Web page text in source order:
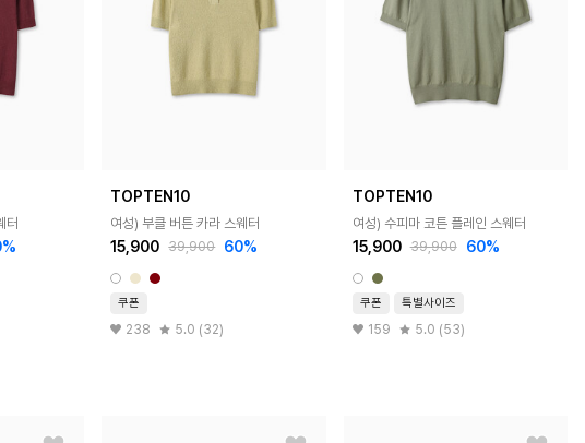
터
TOPTEN10
여성) 부클 버튼 카라 스웨터
15,900 39,900 60%
쿠폰
238 5.0 (32)
TOPTEN10
여성) 수피마 코튼 플레인 스웨터
15,900 39,900 60%
쿠폰 특별사이즈
159 5.0 (53)